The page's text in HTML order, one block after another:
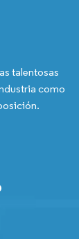
talentosas
como